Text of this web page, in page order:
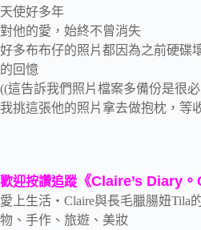
天使好多年
對他的愛，始終不曾消失
好多布布仔的照片都因為之前硬碟
的回憶
((這告訴我們照片檔案多備份是很
我挑這張他的照片拿去做抱枕，等
歡迎按讚追蹤 《Claire’s Diary。
愛上生活‧Claire與長毛臘腸妞Tila
物、手作、旅遊、美妝